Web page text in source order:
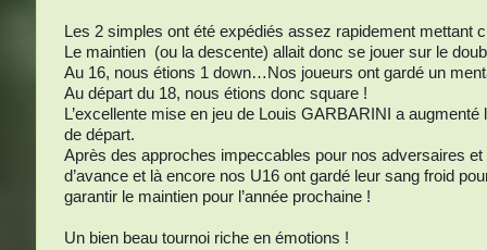
Les 2 simples ont été expédiés assez rapidement mettant
Le maintien (ou la descente) allait donc se jouer sur le
Au 16, nous étions 1 down…Nos joueurs ont gardé un
Au départ du 18, nous étions donc square !
L’excellente mise en jeu de Louis GARBARINI a
de départ.
Après des approches impeccables pour nos adversaires
d’avance et là encore nos U16 ont gardé leur sang froid
garantir le maintien pour l’année prochaine !
Un bien beau tournoi riche en émotions !